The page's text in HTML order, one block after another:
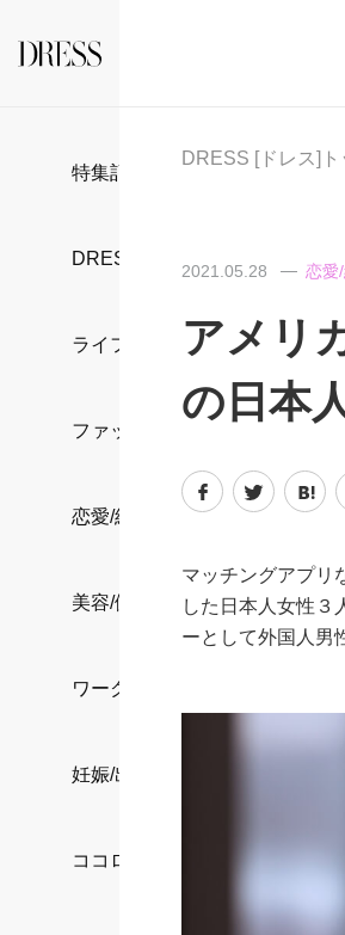
特集記事
DRESS部活
ライフスタイル
ファッション
恋愛/結婚/離婚
美容/健康
ワークスタイル
妊娠/出産/家族
ココロ/カラダ
DRESS [ドレス]ト
2021.05.28 恋愛
アメリ
の日本
マッチングアプリ
した日本人女性３
ーとして外国人男